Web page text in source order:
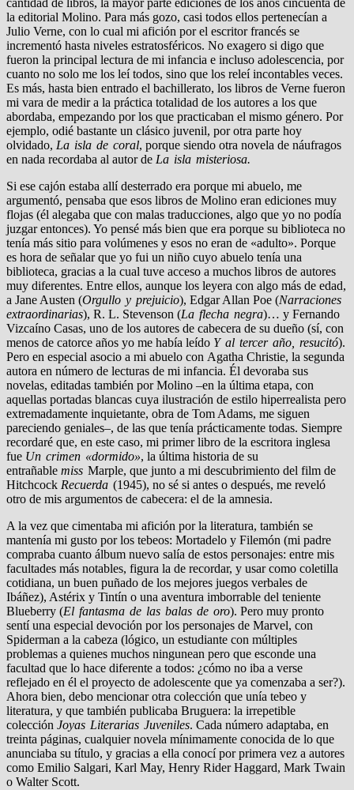
cantidad de libros, la mayor parte ediciones de los años cincuenta de
la editorial Molino. Para más gozo, casi todos ellos pertenecían a
Julio Verne, con lo cual mi afición por el escritor francés se
incrementó hasta niveles estratosféricos. No exagero si digo que
fueron la principal lectura de mi infancia e incluso adolescencia, por
cuanto no solo me los leí todos, sino que los releí incontables veces.
Es más, hasta bien entrado el bachillerato, los libros de Verne fueron
mi vara de medir a la práctica totalidad de los autores a los que
abordaba, empezando por los que practicaban el mismo género. Por
ejemplo, odié bastante un clásico juvenil, por otra parte hoy
olvidado, La isla de coral, porque siendo otra novela de náufragos
en nada recordaba al autor de La isla misteriosa.
Si ese cajón estaba allí desterrado era porque mi abuelo, me
argumentó, pensaba que esos libros de Molino eran ediciones muy
flojas (él alegaba que con malas traducciones, algo que yo no podía
juzgar entonces). Yo pensé más bien que era porque su biblioteca no
tenía más sitio para volúmenes y esos no eran de «adulto». Porque
es hora de señalar que yo fui un niño cuyo abuelo tenía una
biblioteca, gracias a la cual tuve acceso a muchos libros de autores
muy diferentes. Entre ellos, aunque los leyera con algo más de edad,
a Jane Austen (Orgullo y prejuicio), Edgar Allan Poe (Narraciones
extraordinarias), R. L. Stevenson (La flecha negra)… y Fernando
Vizcaíno Casas, uno de los autores de cabecera de su dueño (sí, con
menos de catorce años yo me había leído Y al tercer año, resucitó).
Pero en especial asocio a mi abuelo con Agatha Christie, la segunda
autora en número de lecturas de mi infancia. Él devoraba sus
novelas, editadas también por Molino –en la última etapa, con
aquellas portadas blancas cuya ilustración de estilo hiperrealista pero
extremadamente inquietante, obra de Tom Adams, me siguen
pareciendo geniales–, de las que tenía prácticamente todas. Siempre
recordaré que, en este caso, mi primer libro de la escritora inglesa
fue Un crimen «dormido», la última historia de su
entrañable miss Marple, que junto a mi descubrimiento del film de
Hitchcock Recuerda (1945), no sé si antes o después, me reveló
otro de mis argumentos de cabecera: el de la amnesia.
A la vez que cimentaba mi afición por la literatura, también se
mantenía mi gusto por los tebeos: Mortadelo y Filemón (mi padre
compraba cuanto álbum nuevo salía de estos personajes: entre mis
facultades más notables, figura la de recordar, y usar como coletilla
cotidiana, un buen puñado de los mejores juegos verbales de
Ibáñez), Astérix y Tintín o una aventura imborrable del teniente
Blueberry (El fantasma de las balas de oro). Pero muy pronto
sentí una especial devoción por los personajes de Marvel, con
Spiderman a la cabeza (lógico, un estudiante con múltiples
problemas a quienes muchos ningunean pero que esconde una
facultad que lo hace diferente a todos: ¿cómo no iba a verse
reflejado en él el proyecto de adolescente que ya comenzaba a ser?).
Ahora bien, debo mencionar otra colección que unía tebeo y
literatura, y que también publicaba Bruguera: la irrepetible
colección Joyas Literarias Juveniles. Cada número adaptaba, en
treinta páginas, cualquier novela mínimamente conocida de lo que
anunciaba su título, y gracias a ella conocí por primera vez a autores
como Emilio Salgari, Karl May, Henry Rider Haggard, Mark Twain
o Walter Scott.